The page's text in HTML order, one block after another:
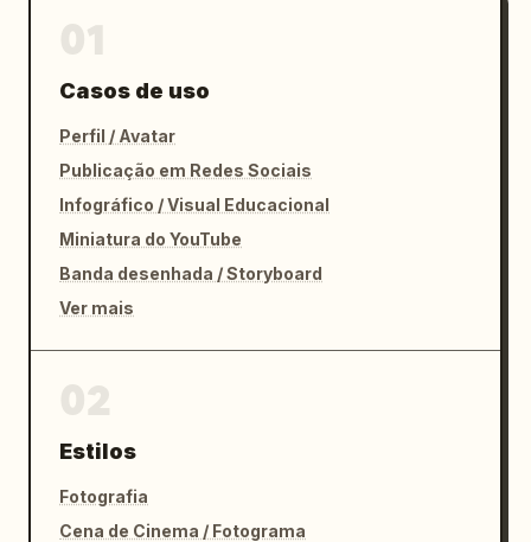
Casos de uso
Perfil / Avatar
Publicação em Redes Sociais
Infográfico / Visual Educacional
Miniatura do YouTube
Banda desenhada / Storyboard
Ver mais
Estilos
Fotografia
Cena de Cinema / Fotograma